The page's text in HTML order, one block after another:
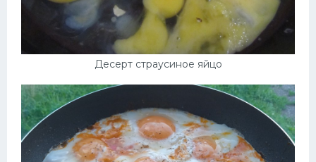
Десерт страусиное яйцо